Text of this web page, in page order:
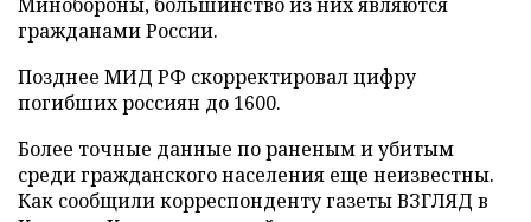
гражданами России.
Позднее МИД РФ скорректировал цифру
погибших россиян до 1600.
Более точные данные по раненым и убитым
среди гражданского населения еще неизвестны.
Как сообщили корреспонденту газеты ВЗГЛЯД в